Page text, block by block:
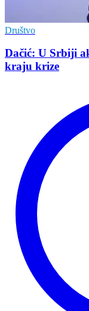
Društvo
Dačić: U Srbiji
kraju krize